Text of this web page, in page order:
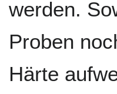
werden.
Proben
Härte